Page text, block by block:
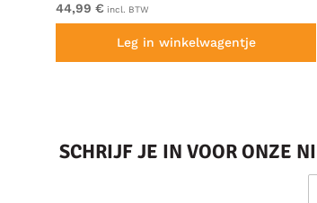
44,99 € incl. BTW
Leg in winkelwagentje
SCHRIJF JE IN VOOR ONZE